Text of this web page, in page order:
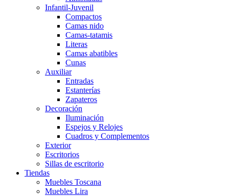
Infantil-Juvenil
Compactos
Camas nido
Camas-tatamis
Literas
Camas abatibles
Cunas
Auxiliar
Entradas
Estanterías
Zapateros
Decoración
Iluminación
Espejos y Relojes
Cuadros y Complementos
Exterior
Escritorios
Sillas de escritorio
Tiendas
Muebles Toscana
Muebles Lira